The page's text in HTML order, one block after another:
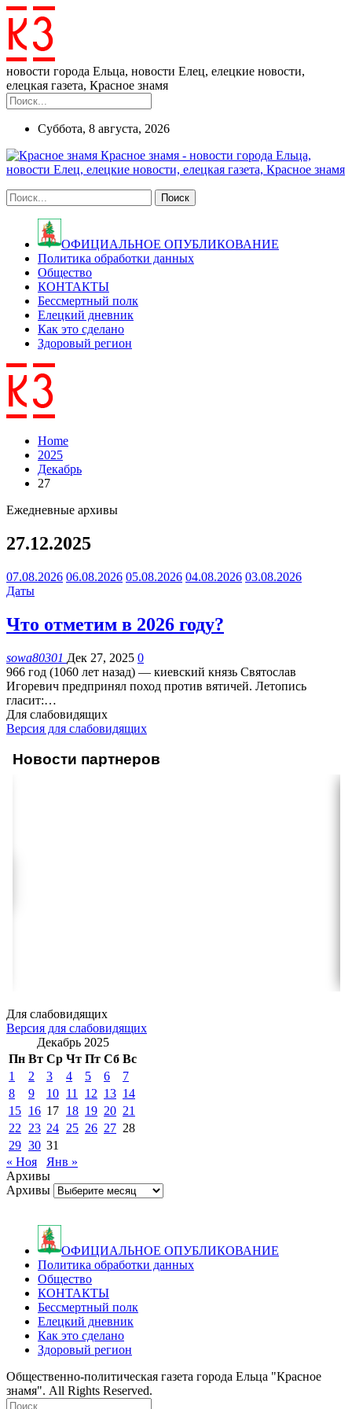
новости города Ельца, новости Елец, елецкие новости,
елецкая газета, Красное знамя
Суббота, 8 августа, 2026
Красное знамя - новости города Ельца,
новости Елец, елецкие новости, елецкая газета, Красное знамя
ОФИЦИАЛЬНОЕ ОПУБЛИКОВАНИЕ
Политика обработки данных
Общество
КОНТАКТЫ
Бессмертный полк
Елецкий дневник
Как это сделано
Здоровый регион
Home
2025
Декабрь
27
Ежедневные архивы
27.12.2025
07.08.2026 06.08.2026 05.08.2026 04.08.2026 03.08.2026
Даты
Что отметим в 2026 году?
sowa80301 Дек 27, 2025 0
966 год (1060 лет назад) — киевский князь Святослав
Игоревич предпринял поход против вятичей. Летопись
гласит:…
Для слабовидящих
Версия для слабовидящих
Новости партнеров
Для слабовидящих
Версия для слабовидящих
Декабрь 2025
Пн Вт Ср Чт Пт Сб Вс
1
2 3 4 5 6
7
8
9 10 11 12 13 14
15 16 17 18 19 20 21
22
23 24 25 26 27 28
29 30 31
« Ноя
Янв »
Архивы
Архивы
ОФИЦИАЛЬНОЕ ОПУБЛИКОВАНИЕ
Политика обработки данных
Общество
КОНТАКТЫ
Бессмертный полк
Елецкий дневник
Как это сделано
Здоровый регион
Общественно-политическая газета города Ельца "Красное
знамя". All Rights Reserved.